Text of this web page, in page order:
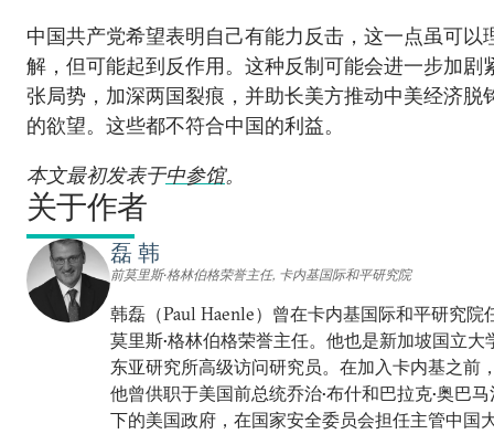
中国共产党希望表明自己有能力反击，这一点虽可以
解，但可能起到反作用。这种反制可能会进一步加剧
张局势，加深两国裂痕，并助长美方推动中美经济脱
的欲望。这些都不符合中国的利益。​
本文最初发表于中参馆。
关于作者
磊 韩
前莫里斯•格林伯格荣誉主任, 卡内基国际和平研究院
韩磊（Paul Haenle）曾在卡内基国际和平研究院
莫里斯•格林伯格荣誉主任。他也是新加坡国立大
东亚研究所高级访问研究员。在加入卡内基之前
他曾供职于美国前总统乔治•布什和巴拉克•奥巴马
下的美国政府，在国家安全委员会担任主管中国